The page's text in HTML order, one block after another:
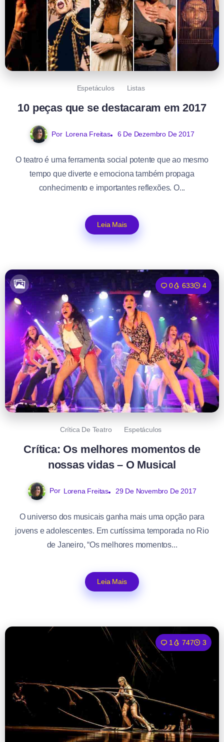
Espetáculos Listas
10 peças que se destacaram em 2017
Por Lorena Freitas 6 De Dezembro De 2017
O teatro é uma ferramenta social potente que ao mesmo
tempo que diverte e emociona também propaga
conhecimento e importantes reflexões. O...
Leia Mais
0 633 4
Crítica De Teatro Espetáculos
Crítica: Os melhores momentos de
nossas vidas – O Musical
Por Lorena Freitas 29 De Novembro De 2017
O universo dos musicais ganha mais uma opção para
jovens e adolescentes. Em curtíssima temporada no Rio
de Janeiro, “Os melhores momentos...
Leia Mais
1 747 3